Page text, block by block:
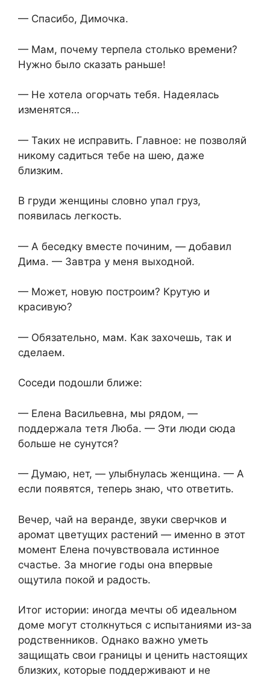
— Спасибо, Димочка.
— Мам, почему терпела столько времени?
Нужно было сказать раньше!
— Не хотела огорчать тебя. Надеялась
изменятся…
— Таких не исправить. Главное: не позволяй
никому садиться тебе на шею, даже
близким.
В груди женщины словно упал груз,
появилась легкость.
— А беседку вместе починим, — добавил
Дима. — Завтра у меня выходной.
— Может, новую построим? Крутую и
красивую?
— Обязательно, мам. Как захочешь, так и
сделаем.
Соседи подошли ближе:
— Елена Васильевна, мы рядом, —
поддержала тетя Люба. — Эти люди сюда
больше не сунутся?
— Думаю, нет, — улыбнулась женщина. — А
если появятся, теперь знаю, что ответить.
Вечер, чай на веранде, звуки сверчков и
аромат цветущих растений — именно в этот
момент Елена почувствовала истинное
счастье. За многие годы она впервые
ощутила покой и радость.
Итог истории: иногда мечты об идеальном
доме могут столкнуться с испытаниями из-за
родственников. Однако важно уметь
защищать свои границы и ценить настоящих
близких, которые поддерживают и не